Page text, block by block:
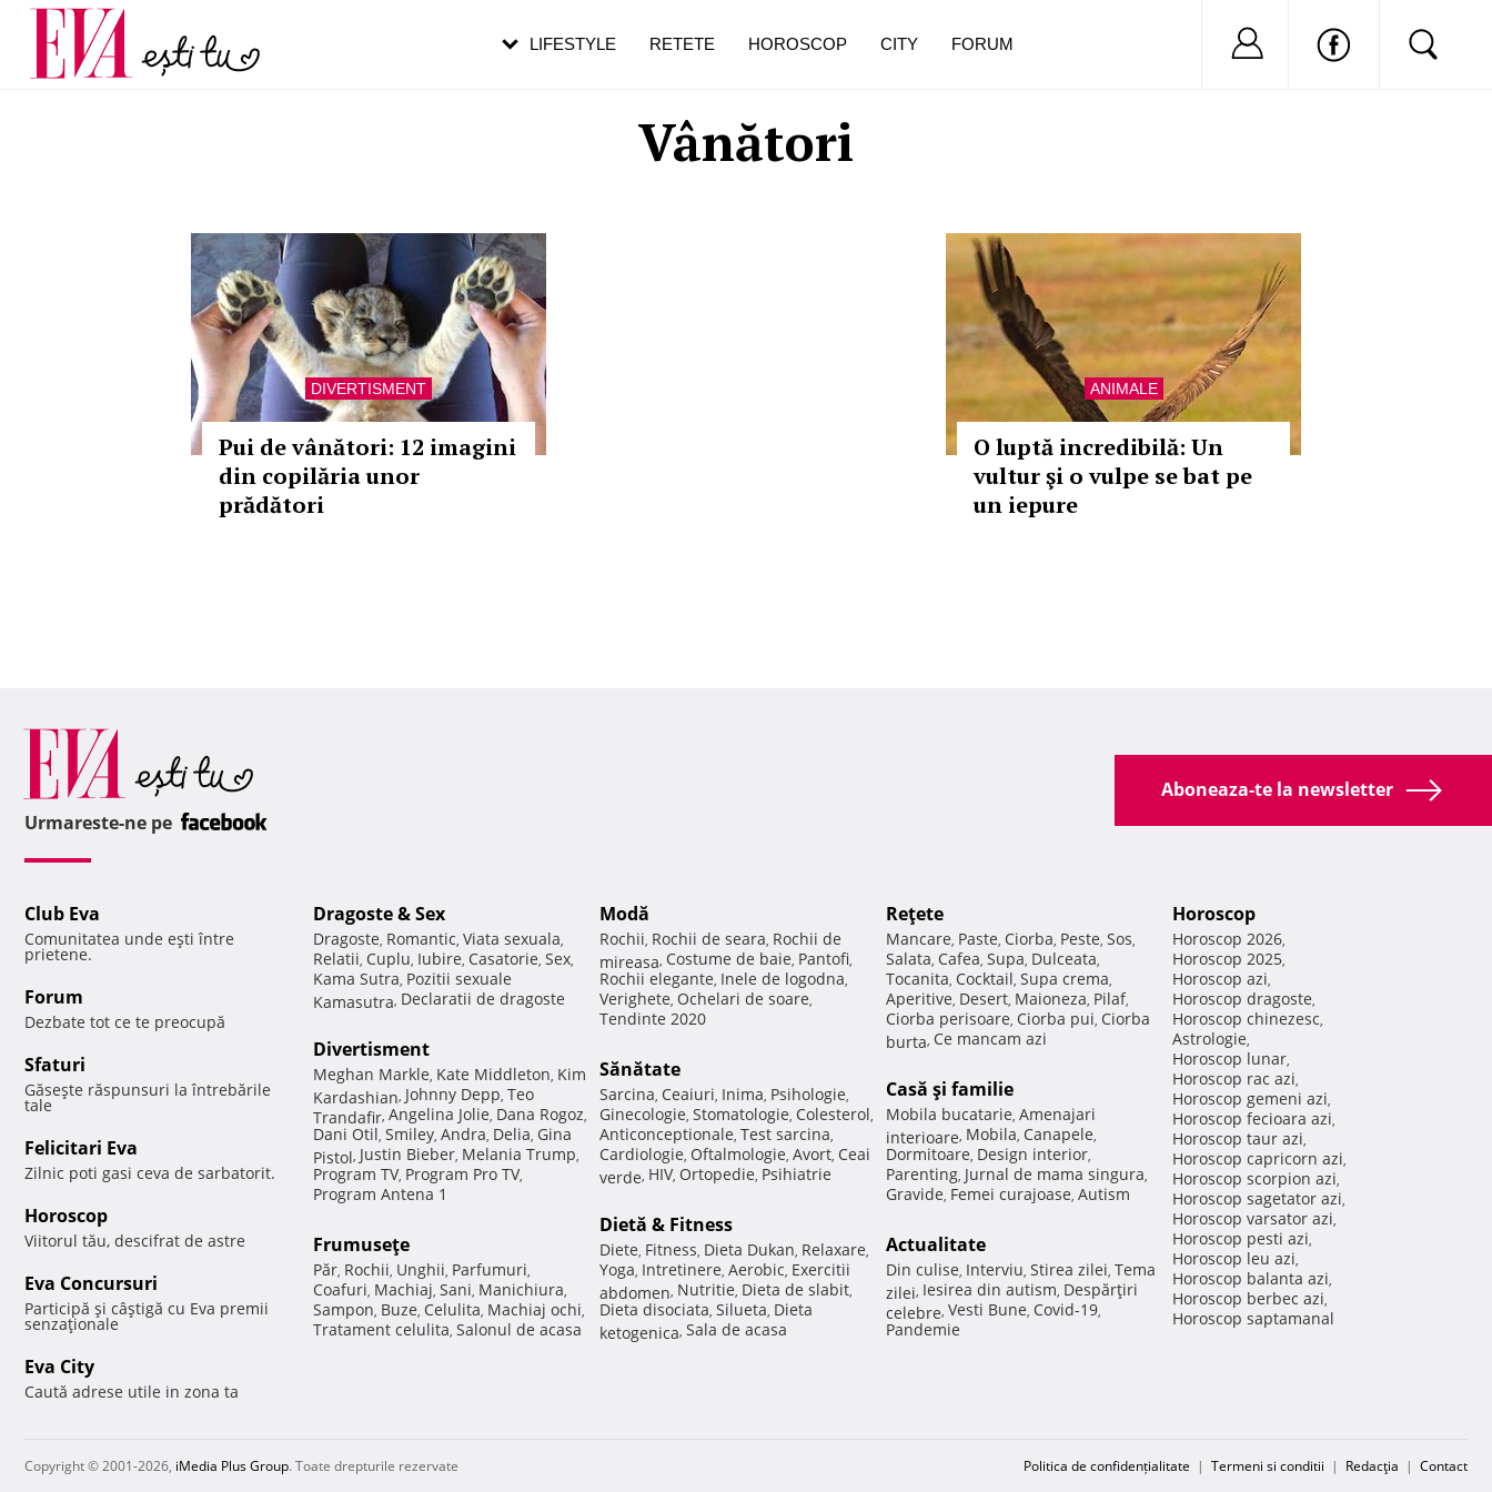
Vânători
DIVERTISMENT
Pui de vânători: 12 imagini
din copilăria unor
prădători
ANIMALE
O luptă incredibilă: Un
vultur şi o vulpe se bat pe
un iepure
LIFESTYLE RETETE HOROSCOP CITY FORUM Nu ai cont?
Carieră
Actualitate
pe măsură ce înaintezi în vârstă
de dureroasă este investigația
Aboneaza-te la newsletter
Urmareste-ne pe
Club Eva
Comunitatea unde eşti între
prietene.
Forum
Dezbate tot ce te preocupă
Sfaturi
Găseşte răspunsuri la întrebările
tale
Felicitari Eva
Zilnic poti gasi ceva de sarbatorit.
Horoscop
Viitorul tău, descifrat de astre
Eva Concursuri
Participă şi câştigă cu Eva premii
senzaţionale
Eva City
Caută adrese utile in zona ta
Dragoste & Sex
Dragoste, Romantic, Viata sexuala,
Relatii, Cuplu, Iubire, Casatorie, Sex,
Kama Sutra, Pozitii sexuale
Kamasutra, Declaratii de dragoste
Divertisment
Meghan Markle, Kate Middleton, Kim
Kardashian, Johnny Depp, Teo
Trandafir, Angelina Jolie, Dana Rogoz,
Dani Otil, Smiley, Andra, Delia, Gina
Pistol, Justin Bieber, Melania Trump,
Program TV, Program Pro TV,
Program Antena 1
Frumuseţe
Păr, Rochii, Unghii, Parfumuri,
Coafuri, Machiaj, Sani, Manichiura,
Sampon, Buze, Celulita, Machiaj ochi,
Tratament celulita, Salonul de acasa
Modă
Rochii, Rochii de seara, Rochii de
mireasa, Costume de baie, Pantofi,
Rochii elegante, Inele de logodna,
Verighete, Ochelari de soare,
Tendinte 2020
Sănătate
Sarcina, Ceaiuri, Inima, Psihologie,
Ginecologie, Stomatologie, Colesterol,
Anticonceptionale, Test sarcina,
Cardiologie, Oftalmologie, Avort, Ceai
verde, HIV, Ortopedie, Psihiatrie
Dietă & Fitness
Diete, Fitness, Dieta Dukan, Relaxare,
Yoga, Intretinere, Aerobic, Exercitii
abdomen, Nutritie, Dieta de slabit,
Dieta disociata, Silueta, Dieta
ketogenica, Sala de acasa
Reţete
Mancare, Paste, Ciorba, Peste, Sos,
Salata, Cafea, Supa, Dulceata,
Tocanita, Cocktail, Supa crema,
Aperitive, Desert, Maioneza, Pilaf,
Ciorba perisoare, Ciorba pui, Ciorba
burta, Ce mancam azi
Casă şi familie
Mobila bucatarie, Amenajari
interioare, Mobila, Canapele,
Dormitoare, Design interior,
Parenting, Jurnal de mama singura,
Gravide, Femei curajoase, Autism
Actualitate
Din culise, Interviu, Stirea zilei, Tema
zilei, Iesirea din autism, Despărţiri
celebre, Vesti Bune, Covid-19,
Pandemie
Horoscop
Horoscop 2026,
Horoscop 2025,
Horoscop azi,
Horoscop dragoste,
Horoscop chinezesc,
Astrologie,
Horoscop lunar,
Horoscop rac azi,
Horoscop gemeni azi,
Horoscop fecioara azi,
Horoscop taur azi,
Horoscop capricorn azi,
Horoscop scorpion azi,
Horoscop sagetator azi,
Horoscop varsator azi,
Horoscop pesti azi,
Horoscop leu azi,
Horoscop balanta azi,
Horoscop berbec azi,
Horoscop saptamanal
Copyright © 2001-2026, iMedia Plus Group. Toate drepturile rezervate Politica de confidențialitate | Termeni si conditii | Redacţia | Contact